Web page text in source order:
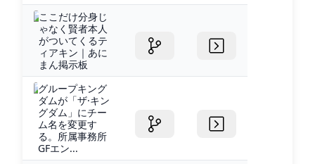
ここだけ分身じ
ゃなく賢者本人
がついてくるテ
ィアキン｜あに
まん掲示板
グループキング
ダムが「ザ·キン
グダム」にチー
ム名を変更す
る。所属事務所
GFエン...